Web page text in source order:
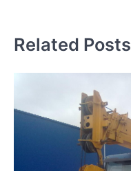
Related Posts